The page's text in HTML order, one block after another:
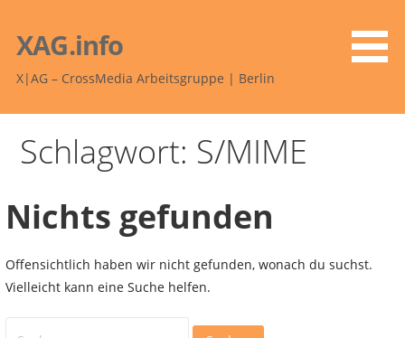
Inhalt
springen
XAG.info
X|AG – CrossMedia Arbeitsgruppe | Berlin
Schlagwort: S/MIME
Nichts gefunden
Offensichtlich haben wir nicht gefunden, wonach du suchst.
Vielleicht kann eine Suche helfen.